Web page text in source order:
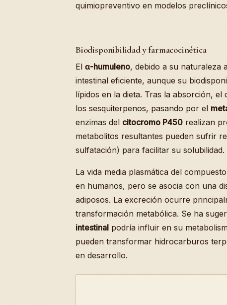
quimiopreventivo en modelos
Biodisponibilidad y farmacocinética
El α-humuleno, debido a su naturaleza
intestinal eficiente, aunque su
lípidos en la dieta. Tras la absorción,
los sesquiterpenos, pasando por el
enzimas del citocromo P450 realizan
metabolitos resultantes pueden sufrir
sulfatación) para facilitar su solubilidad.
La vida media plasmática del
en humanos, pero se asocia con una
adiposos. La excreción ocurre
transformación metabólica. Se ha
intestinal podría influir en su
pueden transformar hidrocarburos
en desarrollo.